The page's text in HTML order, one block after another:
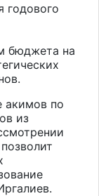
годового
бюджета на
акимов по
из